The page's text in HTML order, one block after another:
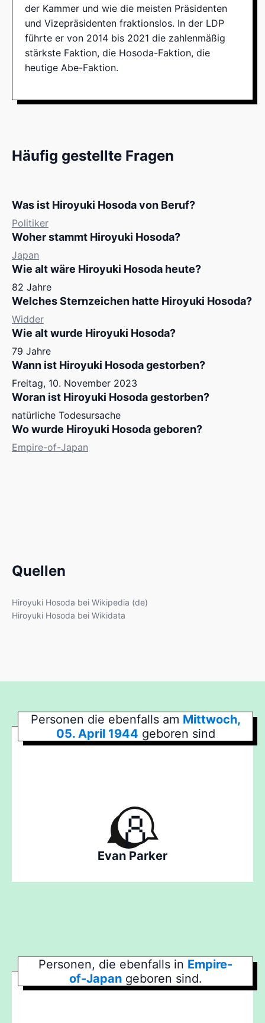
der Kammer und wie die meisten Präsidenten
und Vizepräsidenten fraktionslos. In der LDP
führte er von 2014 bis 2021 die zahlenmäßig
stärkste Faktion, die Hosoda-Faktion, die
heutige Abe-Faktion.
Häufig gestellte Fragen
Was ist Hiroyuki Hosoda von Beruf?
Politiker
Woher stammt Hiroyuki Hosoda?
Japan
Wie alt wäre Hiroyuki Hosoda heute?
82 Jahre
Welches Sternzeichen hatte Hiroyuki Hosoda?
Widder
Wie alt wurde Hiroyuki Hosoda?
79 Jahre
Wann ist Hiroyuki Hosoda gestorben?
Freitag, 10. November 2023
Woran ist Hiroyuki Hosoda gestorben?
natürliche Todesursache
Wo wurde Hiroyuki Hosoda geboren?
Empire-of-Japan
Quellen
Hiroyuki Hosoda bei Wikipedia (de)
Hiroyuki Hosoda bei Wikidata
Personen die ebenfalls am Mittwoch,
05. April 1944 geboren sind
Evan Parker
Personen, die ebenfalls in Empire-
of-Japan geboren sind.